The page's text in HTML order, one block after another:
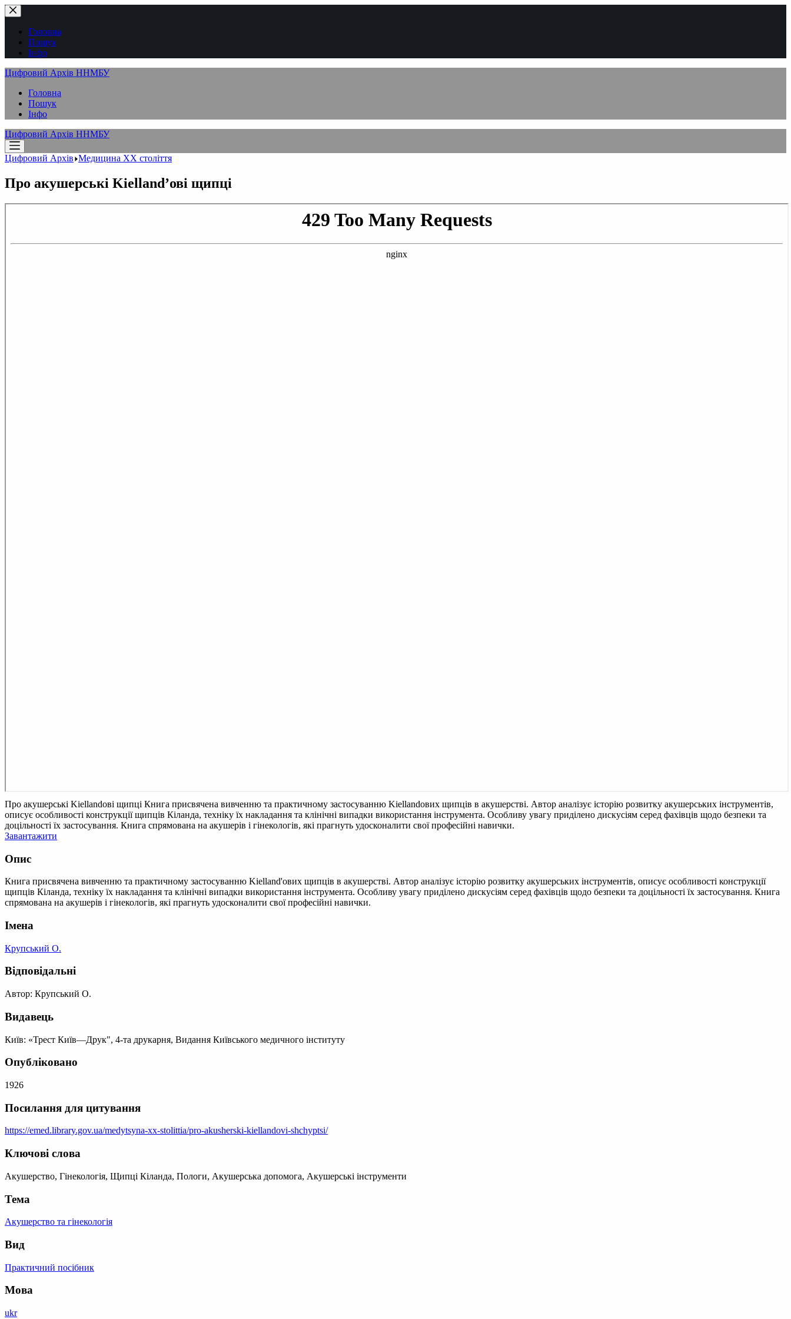
Перейти
до
вмістуГоловна
Пошук
Інфо
Цифровий Архів ННМБУ
Головна
Пошук
Інфо
Цифровий Архів ННМБУ
Цифровий Архів Медицина XX століття
Про акушерські Kielland’ові щипці
Про акушерські Kiellandові щипці Книга присвячена вивченню та практичному застосуванню Kiellandових щипців в акушерстві. Автор аналізує історію розвитку акушерських інструментів,
описує особливості конструкції щипців Кіланда, техніку їх накладання та клінічні випадки використання інструмента. Особливу увагу приділено дискусіям серед фахівців щодо безпеки та
доцільності їх застосування. Книга спрямована на акушерів і гінекологів, які прагнуть удосконалити свої професійні навички.
Завантажити
Опис
Книга присвячена вивченню та практичному застосуванню Kielland'ових щипців в акушерстві. Автор аналізує історію розвитку акушерських інструментів, описує особливості конструкції
щипців Кіланда, техніку їх накладання та клінічні випадки використання інструмента. Особливу увагу приділено дискусіям серед фахівців щодо безпеки та доцільності їх застосування. Книга
спрямована на акушерів і гінекологів, які прагнуть удосконалити свої професійні навички.
Імена
Крупський О.
Відповідальні
Автор: Крупський О.
Видавець
Київ: «Трест Київ—Друк", 4-та друкарня, Видання Київського медичного інституту
Опубліковано
1926
Посилання для цитування
https://emed.library.gov.ua/medytsyna-xx-stolittia/pro-akusherski-kiellandovi-shchyptsi/
Ключові слова
Акушерство, Гінекологія, Щипці Кіланда, Пологи, Акушерська допомога, Акушерські інструменти
Тема
Акушерство та гінекологія
Вид
Практичний посібник
Мова
ukr